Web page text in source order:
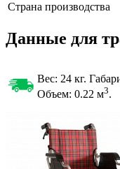
Страна производства
Данные для
Вес: 24 кг.
Объем: 0.22 м3.